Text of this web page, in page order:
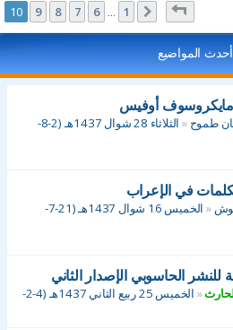
من10 السابق 1
6
7
8
9
10
أحدث المواضيع
أوفيس
طموح «
الثلاثاء 28 شوال 1437هـ (2-8-
في الإعراب
«
الخميس 16 شوال 1437هـ (21-7-
الحاسوبي الإصدار الثاني
«
الخميس 25 ربيع الثاني 1437هـ (4-2-